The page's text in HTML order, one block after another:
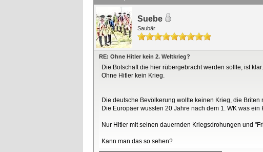
Suebe
Saubär
RE: Ohne Hitler kein 2. Weltkrieg?
Die Botschaft die hier rübergebracht werden sollte, ist klar.
Ohne Hitler kein Krieg.
Die deutsche Bevölkerung wollte keinen Krieg, die
Die Europäer wussten 20 Jahre nach dem 1. WK was ein
Nur Hitler mit seinen dauernden Kriegsdrohungen und
Kann man das so sehen?